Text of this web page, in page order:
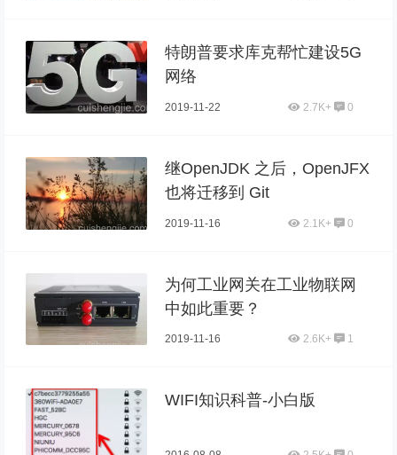
特朗普要求库克帮忙建设5G
网络
2019-11-22 2.7K+ 0
继OpenJDK 之后，OpenJFX
也将迁移到 Git
2019-11-16 2.1K+ 0
为何工业网关在工业物联网
中如此重要？
2019-11-16 2.6K+ 1
WIFI知识科普-小白版